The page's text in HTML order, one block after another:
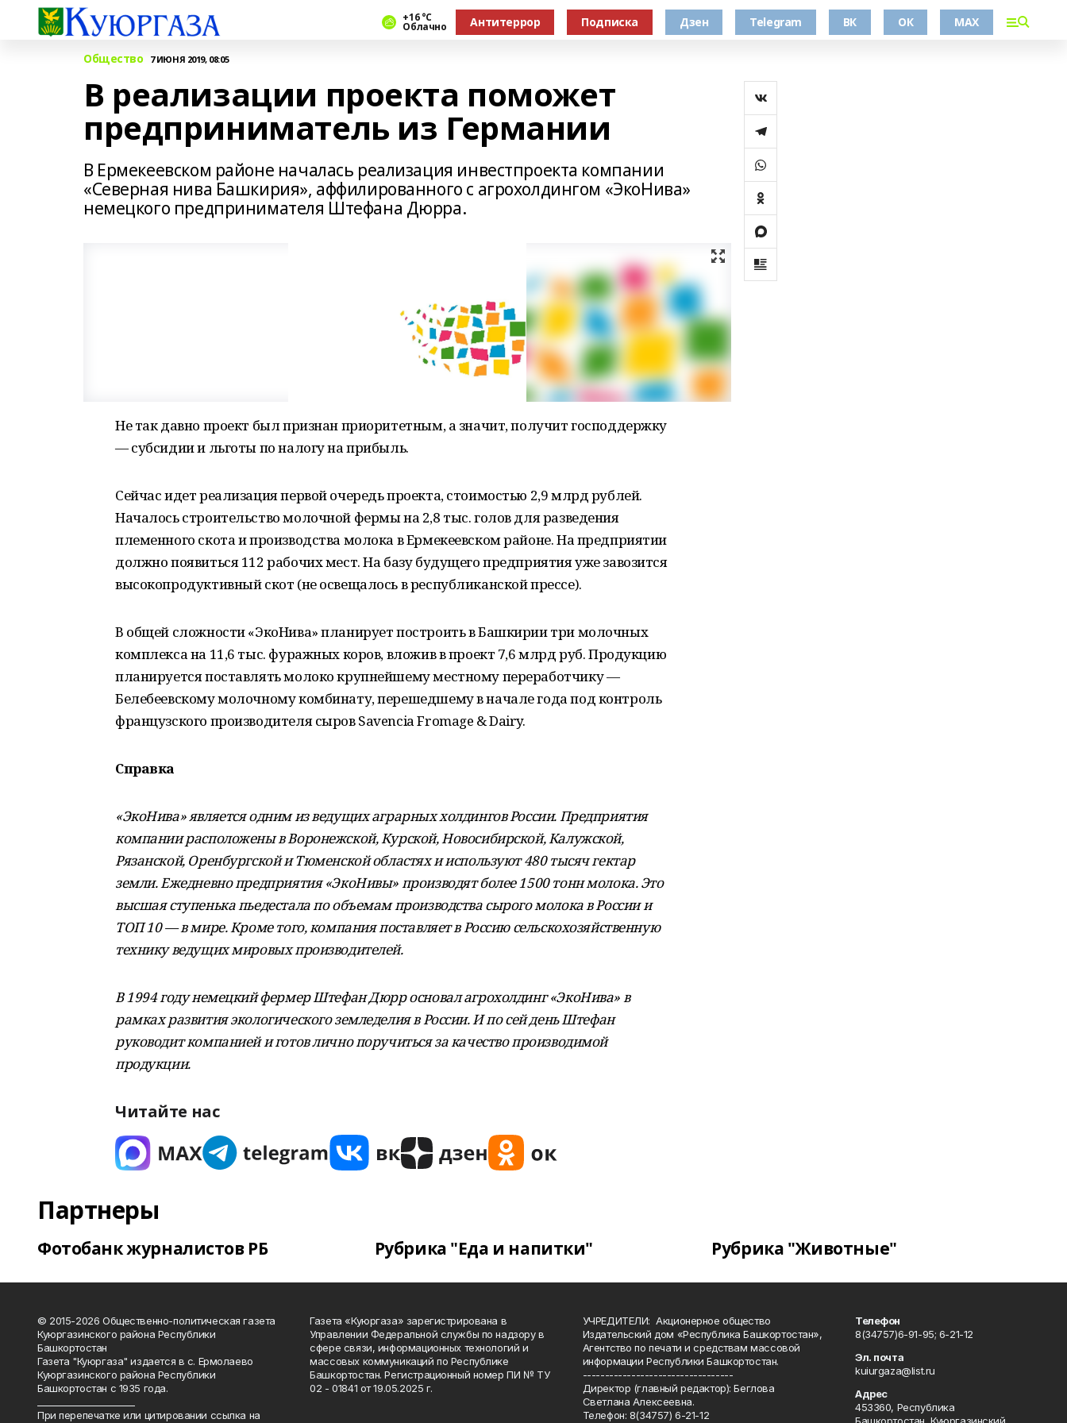
+16 °С
Облачно Антитеррор Подписка Дзен Telegram ВК ОК MAX
Общество 7 ИЮНЯ 2019, 08:05
В реализации проекта поможет
предприниматель из Германии
В Ермекеевском районе началась реализация инвестпроекта компании
«Северная нива Башкирия», аффилированного с агрохолдингом «ЭкоНива»
немецкого предпринимателя Штефана Дюрра.
Не так давно проект был признан приоритетным, а значит, получит господдержку
— субсидии и льготы по налогу на прибыль.
Сейчас идет реализация первой очередь проекта, стоимостью 2,9 млрд рублей.
Началось строительство молочной фермы на 2,8 тыс. голов для разведения
племенного скота и производства молока в Ермекеевском районе. На предприятии
должно появиться 112 рабочих мест. На базу будущего предприятия уже завозится
высокопродуктивный скот (не освещалось в республиканской прессе).
В общей сложности «ЭкоНива» планирует построить в Башкирии три молочных
комплекса на 11,6 тыс. фуражных коров, вложив в проект 7,6 млрд руб. Продукцию
планируется поставлять молоко крупнейшему местному переработчику —
Белебеевскому молочному комбинату, перешедшему в начале года под контроль
французского производителя сыров Savencia Fromage & Dairy.
Справка
«ЭкоНива» является одним из ведущих аграрных холдингов России. Предприятия
компании расположены в Воронежской, Курской, Новосибирской, Калужской,
Рязанской, Оренбургской и Тюменской областях и используют 480 тысяч гектар
земли. Ежедневно предприятия «ЭкоНивы» производят более 1500 тонн молока. Это
высшая ступенька пьедестала по объемам производства сырого молока в России и
ТОП 10 — в мире. Кроме того, компания поставляет в Россию сельскохозяйственную
технику ведущих мировых производителей.
В 1994 году немецкий фермер Штефан Дюрр основал агрохолдинг «ЭкоНива» в
рамках развития экологического земледелия в России. И по сей день Штефан
руководит компанией и готов лично поручиться за качество производимой
продукции.
Читайте нас
Партнеры
Фотобанк журналистов РБ Рубрика "Еда и напитки" Рубрика "Животные"
© 2015-2026 Общественно-политическая газета
Куюргазинского района Республики
Башкортостан
Газета "Куюргаза" издается в с. Ермолаево
Куюргазинского района Республики
Башкортостан с 1935 года.
При перепечатке или цитировании ссылка на
Газета «Куюргаза» зарегистрирована в
Управлении Федеральной службы по надзору в
сфере связи, информационных технологий и
массовых коммуникаций по Республике
Башкортостан. Регистрационный номер ПИ № ТУ
02 - 01841 от 19.05.2025 г.
УЧРЕДИТЕЛИ: Акционерное общество
Издательский дом «Республика Башкортостан»,
Агентство по печати и средствам массовой
информации Республики Башкортостан.
----------------------------------
Директор (главный редактор): Беглова
Светлана Алексеевна.
Телефон: 8(34757) 6-21-12
Телефон
8(34757)6-91-95; 6-21-12
Эл. почта
kuiurgaza@list.ru
Адрес
453360, Республика